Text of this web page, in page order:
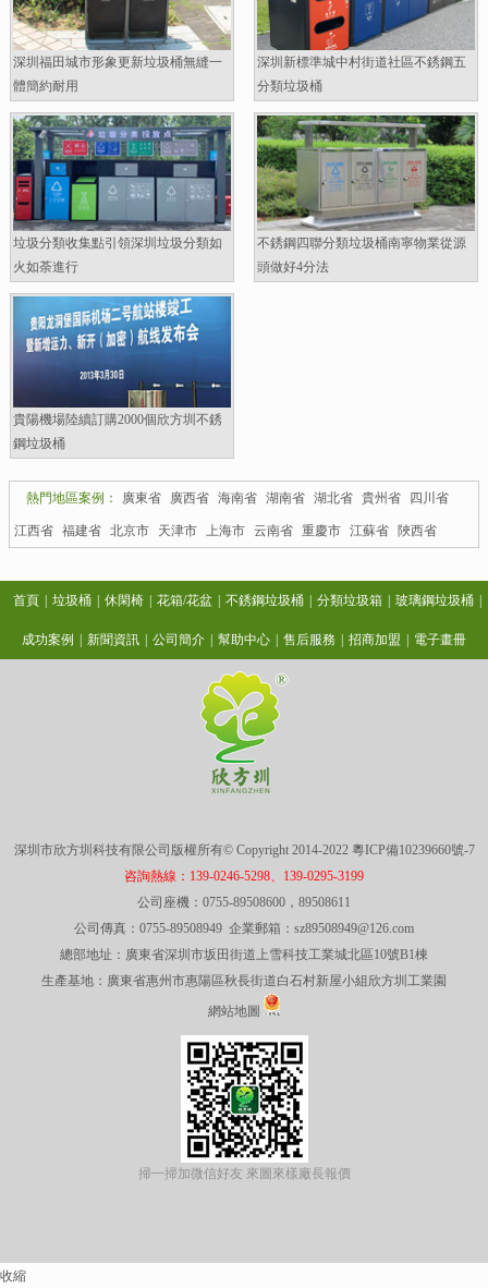
深圳福田城市形象更新垃圾桶無縫一
體簡約耐用
深圳新標準城中村街道社區不銹鋼五
分類垃圾桶
垃圾分類收集點引領深圳垃圾分類如
火如荼進行
不銹鋼四聯分類垃圾桶南寧物業從源
頭做好4分法
貴陽機場陸續訂購2000個欣方圳不銹
鋼垃圾桶
熱門地區案例： 廣東省 廣西省 海南省 湖南省 湖北省 貴州省 四川省
江西省 福建省 北京市 天津市 上海市 云南省 重慶市 江蘇省 陜西省
首頁 | 垃圾桶 | 休閑椅 | 花箱/花盆 | 不銹鋼垃圾桶 | 分類垃圾箱 | 玻璃鋼垃圾桶 |
成功案例 | 新聞資訊 | 公司簡介 | 幫助中心 | 售后服務 | 招商加盟 | 電子畫冊
深圳市欣方圳科技有限公司版權所有© Copyright 2014-2022 粵ICP備10239660號-7
咨詢熱線：139-0246-5298、139-0295-3199
公司座機：0755-89508600，89508611
公司傳真：0755-89508949 企業郵箱：sz89508949@126.com
總部地址：廣東省深圳市坂田街道上雪科技工業城北區10號B1棟
生產基地：廣東省惠州市惠陽區秋長街道白石村新屋小組欣方圳工業園
網站地圖
掃一掃加微信好友 來圖來樣廠長報價
收縮